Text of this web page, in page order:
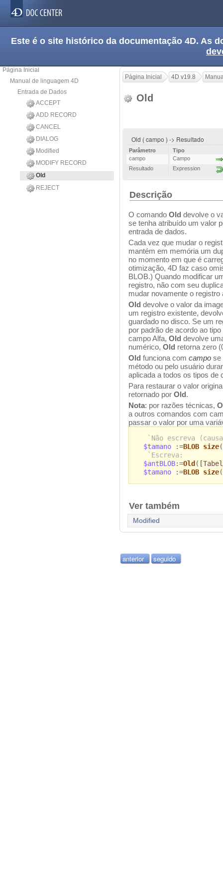
Este é o site histórico da documentação 4D. As
Página Inicial
Manual de linguagem 4D
Entrada de Dados
ACCEPT
ADD RECORD
CANCEL
DIALOG
Modified
MODIFY RECORD
Old
REJECT
Página Inicial 4D v19.8
Old
Old ( campo ) -> Resultado
Parâmetro
Tipo
campo
Campo
Resultado
Expression
Descrição
O comando Old devolve o
se tenha atribuído um valor
entrada de dados.
Cada vez que mudar o
mantém em memória um
no momento em que é
otimização, 4D faz caso
BLOB.) Quando modificar
registro, não com seu
mudar novamente o registro
Old devolve o valor da
um registro existente,
guardado no disco. Se um
por padrão de acordo ao
campo Alfa, Old devolve
numérico, Old retorna zero
Old funciona com campo se
método ou pelo usuário
aplicada a todos os tipos de
Para restaurar o valor
retornado por Old .
Nota: por razões técnicas,
a outros comandos com
passar o valor por uma
`Não escreva
$tamano
:=BLOB size(
`Escreva:
$antBLOB:=Old (
$tamano
:=BLOB size(
Ver também
Modified
anterior seguido